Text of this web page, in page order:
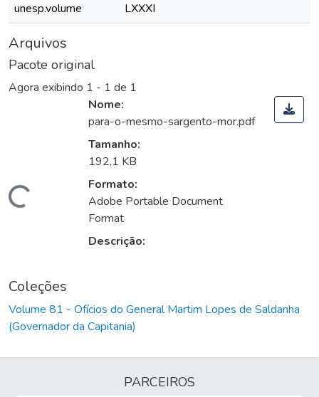
unesp.volume
LXXXI
Arquivos
Pacote original
Agora exibindo 1 - 1 de 1
Carregando...
Nome:
para-o-mesmo-sargento-mor.pdf
Tamanho:
192,1 KB
Formato:
Adobe Portable Document
Format
Descrição:
Coleções
Volume 81 - Ofícios do General Martim Lopes de Saldanha
(Governador da Capitania)
PARCEIROS